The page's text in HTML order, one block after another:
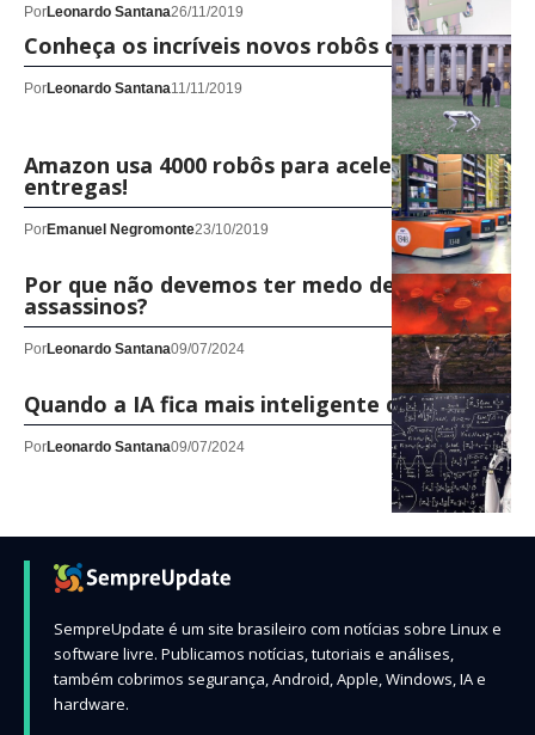
PorLeonardo Santana26/11/2019
Conheça os incríveis novos robôs do MIT
PorLeonardo Santana11/11/2019
Amazon usa 4000 robôs para acelerar
entregas!
PorEmanuel Negromonte23/10/2019
Por que não devemos ter medo de robôs
assassinos?
PorLeonardo Santana09/07/2024
Quando a IA fica mais inteligente do que nós
PorLeonardo Santana09/07/2024
SempreUpdate é um site brasileiro com notícias sobre Linux e
software livre. Publicamos notícias, tutoriais e análises,
também cobrimos segurança, Android, Apple, Windows, IA e
hardware.